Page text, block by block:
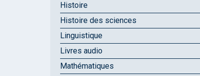
Histoire
Histoire des sciences
Linguistique
Livres audio
Mathématiques